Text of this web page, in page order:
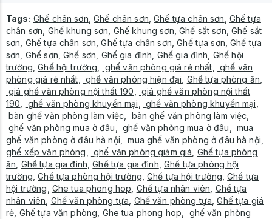
Tags: Ghế chân sơn ,Ghế chân sơn ,Ghế tựa chân sơn Ghế tựa
chân sơn Ghế khung sơn Ghế khung sơn ,Ghế sắt sơn ,Ghế sắt
sơn Ghế tựa chân sơn ,Ghế tựa chân sơn ,Ghế tựa sơn ,Ghế tựa
sơn Ghế sơn ,Ghế sơn Ghế gia đình Ghế gia đình Ghế hội
trường ,Ghế hội trường ghế văn phòng giá rẻ nhất
ghế văn
phòng giá rẻ nhất
ghế văn phòng hiện đại Ghế tựa phòng ăn
giá ghế văn phòng nội thất 190
giá ghế văn phòng nội thất
190
ghế văn phòng khuyến mại ghế văn phòng khuyến mại
bàn ghế văn phòng làm việc
bàn ghế văn phòng làm việc
ghế văn phòng mua ở đâu
ghế văn phòng mua ở đâu
mua
ghế văn phòng ở đâu hà nội
mua ghế văn phòng ở đâu hà nội
ghế xếp văn phòng
ghế văn phòng giảm giá Ghế tựa phòng
ăn Ghế tựa gia đình ,Ghế tựa gia đình ,Ghế tựa phòng hội
trường ,Ghế tựa phòng hội trường ,Ghế tựa hội trường ,Ghế tựa
hội trường Ghe tua phong hop Ghế tựa nhân viên Ghế tựa
nhân viên Ghế văn phòng tựa Ghế văn phòng tựa ,Ghế tựa giá
rẻ Ghế tựa văn phòng Ghe tua phong hop
ghế văn phòng